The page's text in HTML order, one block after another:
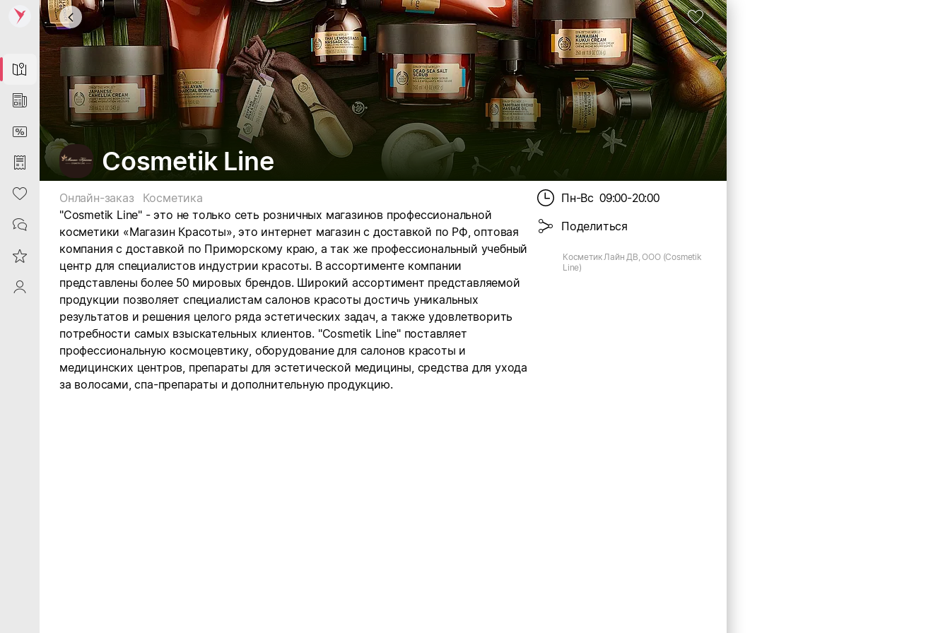
Map
News
DiscountCard
Purchases
Heart
Contacts
Reviews
ProfileSaby
Cosmetik Line
Онлайн-заказ
Косметика
"Cosmetik Line" - это не только сеть розничных магазинов профессиональной
косметики «Магазин Красоты», это интернет магазин с доставкой по РФ, оптовая
компания с доставкой по Приморскому краю, а так же профессиональный учебный
центр для специалистов индустрии красоты. В ассортименте компании
представлены более 50 мировых брендов. Широкий ассортимент представляемой
продукции позволяет специалистам салонов красоты достичь уникальных
результатов и решения целого ряда эстетических задач, а также удовлетворить
потребности самых взыскательных клиентов. "Cosmetik Line" поставляет
профессиональную космоцевтику, оборудование для салонов красоты и
медицинских центров, препараты для эстетической медицины, средства для ухода
за волосами, спа-препараты и дополнительную продукцию.
Пн-Вс 09:00-20:00
Поделиться
Косметик Лайн ДВ, ООО (Cosmetik
Line)